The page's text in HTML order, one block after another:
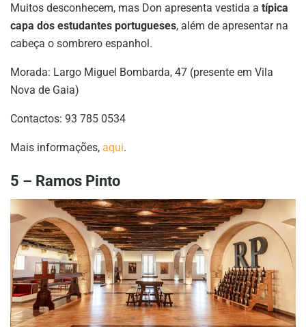
Muitos desconhecem, mas Don apresenta vestida a típica
capa dos estudantes portugueses, além de apresentar na
cabeça o sombrero espanhol.
Morada: Largo Miguel Bombarda, 47 (presente em Vila
Nova de Gaia)
Contactos: 93 785 0534
Mais informações, aqui.
5 – Ramos Pinto